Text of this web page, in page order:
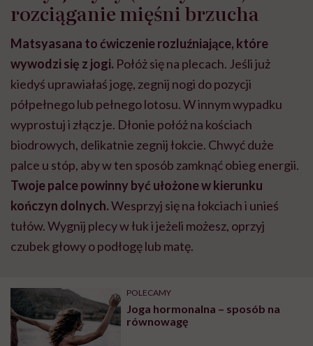
rozciąganie mięśni brzucha
Matsyasana to ćwiczenie rozluźniające, które
wywodzi się z jogi. Połóż się na plecach. Jeśli już
kiedyś uprawiałaś jogę, zegnij nogi do pozycji
półpełnego lub pełnego lotosu. W innym wypadku
wyprostuj i złącz je. Dłonie połóż na kościach
biodrowych, delikatnie zegnij łokcie. Chwyć duże
palce u stóp, aby w ten sposób zamknąć obieg energii.
Twoje palce powinny być ułożone w kierunku
kończyn dolnych.Wesprzyj się na łokciach i unieś
tułów. Wygnij plecy w łuk i jeżeli możesz, oprzyj
czubek głowy o podłogę lub matę.
POLECAMY
Joga hormonalna – sposób na
równowagę